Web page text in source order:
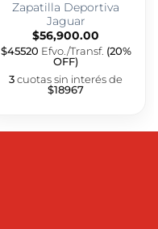
Zapatilla Deportiva
Jaguar
$56,900.00
$45520 Efvo./Transf. (20%
OFF)
3cuotas sin interés de
$18967